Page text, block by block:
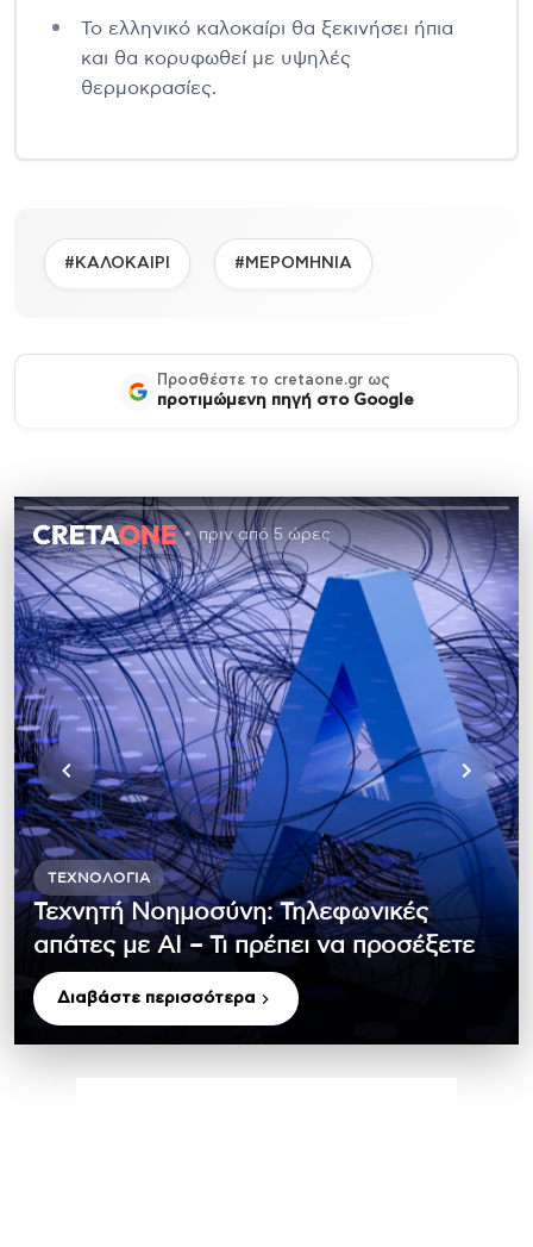
Το ελληνικό καλοκαίρι θα ξεκινήσει ήπια
και θα κορυφωθεί με υψηλές
θερμοκρασίες.
#ΚΑΛΟΚΑΙΡΙ #ΜΕΡΟΜΗΝΙΑ
Προσθέστε το cretaone.gr ως
προτιμώμενη πηγή στο Google
πριν από 5 ώρες
ΤΕΧΝΟΛΟΓΊΑ
Τεχνητή Νοημοσύνη: Τηλεφωνικές
απάτες με ΑΙ – Τι πρέπει να προσέξετε
Διαβάστε περισσότερα